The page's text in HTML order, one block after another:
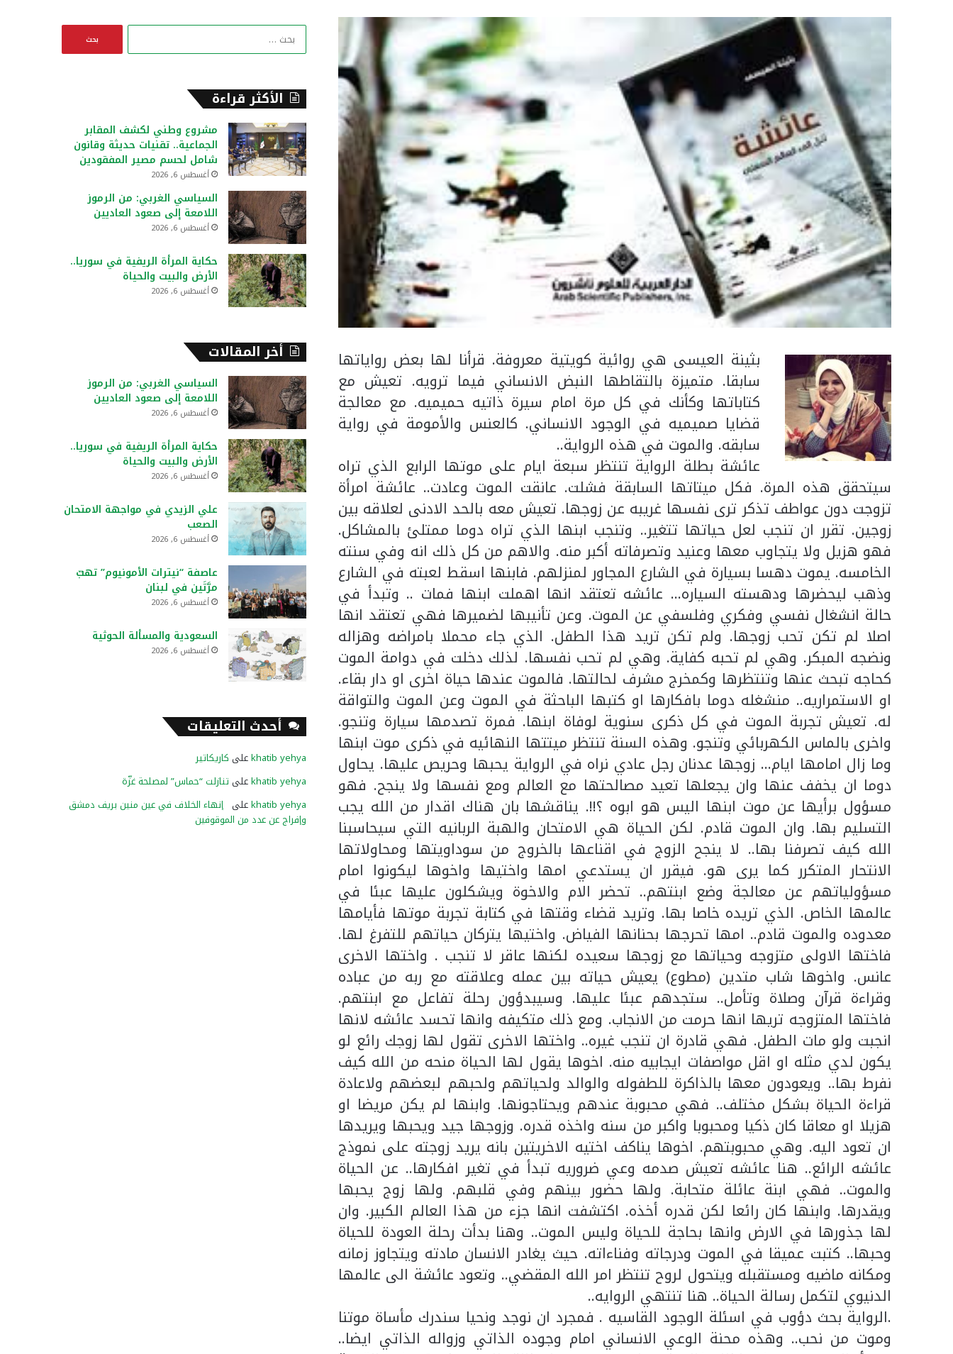
بثينة العيسى هي روائية كويتية معروفة. قرأنا لها بعض رواياتها
سابقا. متميزة بالتقاطها النبض الانساني فيما ترويه. تعيش مع
كتاباتها وكأنك في كل مرة امام سيرة ذاتيه حميميه. مع معالجة
قضايا صميميه في الوجود الانساني. كالعنس والأمومة في رواية
سابقه. والموت في هذه الرواية..
عائشة بطلة الرواية تنتظر سبعة ايام على موتها الرابع الذي تراه
سيتحقق هذه المرة. فكل ميتاتها السابقة فشلت. عانقت الموت وعادت.. عائشة امرأة
تزوجت دون عواطف تذكر ترى نفسها غريبه عن زوجها. تعيش معه بالحد الادنى لعلاقه بين
زوجين. تقرر ان تنجب لعل حياتها تتغير.. وتنجب ابنها الذي تراه دوما ممتلئ بالمشاكل.
فهو هزيل ولا يتجاوب معها وعنيد وتصرفاته أكبر منه. والاهم من كل ذلك انه وفي سنته
الخامسه. يموت دهسا بسيارة في الشارع المجاور لمنزلهم. فابنها اسقط لعبته في الشارع
وذهب ليحضرها ودهسته السياره… عائشه تعتقد انها اهملت ابنها فمات .. وتبدأ في
حالة انشغال نفسي وفكري وفلسفي عن الموت. وعن تأنيبها لضميرها فهي تعتقد انها
اصلا لم تكن تحب زوجها. ولم تكن تريد هذا الطفل. الذي جاء محملا بامراضه وهزاله
ونضجه المبكر. وهي لم تحبه كفاية. وهي لم تحب نفسها. لذلك دخلت في دوامة الموت
كحاجه تبحث عنها وتنتظرها وكمخرج مشرف لحالتها. فالموت عندها حياة اخرى او دار بقاء.
او الاستمراريه.. منشغله دوما بافكارها او كتبها الباحثة في الموت وعن الموت والتواقة
له. تعيش تجربة الموت في كل ذكرى سنوية لوفاة ابنها. فمرة تصدمها سيارة وتنجو.
واخرى بالماس الكهربائي وتنجو. وهذه السنة تنتظر ميتتها النهائيه في ذكرى موت ابنها
وما زال امامها ايام… زوجها عدنان رجل عادي نراه في الرواية يحبها وحريص عليها. يحاول
دوما ان يخفف عنها وان يجعلها تعيد مصالحتها مع العالم ومع نفسها ولا ينجح. فهو
مسؤول برأيها عن موت ابنها اليس هو ابوه ؟!!. يناقشها بان هناك اقدار من الله يجب
التسليم بها. وان الموت قادم. لكن الحياة هي الامتحان والهبة الربانيه التي سيحاسبنا
الله كيف تصرفنا بها.. لا ينجح الزوج في اقناعها بالخروج من سوداويتها ومحاولاتها
الانتحار المتكرر كما يرى هو. فيقرر ان يستدعي امها واختيها واخوها ليكونوا امام
مسؤولياتهم عن معالجة وضع ابنتهم.. تحضر الام والاخوة ويشكلون عليها عبئا في
عالمها الخاص. الذي تريده خاصا بها. وتريد قضاء وقتها في كتابة تجربة موتها فأيامها
معدوده والموت قادم.. امها تحرجها بحنانها الفياض. واختيها يتركان حياتهم للتفرغ لها.
فاختها الاولى متزوجه وحياتها مع زوجها سعيده لكنها عاقر لا تنجب . واختها الاخرى
عانس. واخوها شاب متدين (مطوع) يعيش حياته بين عمله وعلاقته مع ربه من عباده
وقراءة قرآن وصلاة وتأمل.. ستجدهم عبئا عليها. وسيبدؤون رحلة تفاعل مع ابنتهم.
فاختها المتزوجه تريها انها حرمت من الانجاب. ومع ذلك متكيفه وانها تحسد عائشه لانها
انجبت ولو مات الطفل. فهي قادرة ان تنجب غيره.. واختها الاخرى تقول لها زوجك رائع لو
يكون لدي مثله او اقل مواصفات ايجابيه منه. اخوها يقول لها الحياة منحه من الله كيف
نفرط بها.. ويعودون معها بالذاكرة للطفوله والوالد ولحياتهم ولحبهم لبعضهم ولاعادة
قراءة الحياة بشكل مختلف.. فهي محبوبة عندهم ويحتاجونها. وابنها لم يكن مريضا او
هزيلا او معاقا كان ذكيا ومحبوبا واكبر من سنه واخذه قدره. وزوجها جيد ويحبها ويريدها
ان تعود اليه. وهي محبوبتهم. اخوها يناكف اختيه الاخريتين بانه يريد زوجته على نموذج
عائشه الرائع.. هنا عائشه تعيش صدمه وعي ضروريه تبدأ في تغير افكارها.. عن الحياة
والموت.. فهي ابنة عائلة متحابة. ولها حضور بينهم وفي قلبهم. ولها زوج يحبها
ويقدرها. وابنها كان رائعا لكن قدره أخذه. اكتشفت انها جزء من هذا العالم الكبير. وان
لها جذورها في الارض وانها بحاجة للحياة وليس الموت.. وهنا بدأت رحلة العودة للحياة
وحبها.. كتبت عميقا في الموت ودرجاته وفناءاته. حيث يغادر الانسان مادته ويتجاوز زمانه
ومكانه ماضيه ومستقبله ويتحول لروح تنتظر امر الله المقضي.. وتعود عائشة الى عالمها
الدنيوي لتكمل رسالة الحياة.. هنا تنتهي الروايه..
.الرواية بحث دؤوب في اسئلة الوجود القاسيه . فمجرد ان نوجد ونحيا سندرك مأساة موتنا
وموت من نحب.. وهذه محنة الوعي الانساني امام وجوده الذاتي وزواله الذاتي ايضا..
ا
ن
:
الأكثر قراءة
مشروع وطني لكشف المقابر
الجماعية.. تقنيات حديثة وقانون
شامل لحسم مصير المفقودين
أغسطس 6, 2026
السياسي الغربي: من الرموز
اللامعة إلى صعود العاديين
أغسطس 6, 2026
حكاية المرأة الريفية في سوريا..
الأرض والبيت والحياة
أغسطس 6, 2026
أخر المقالات
السياسي الغربي: من الرموز
اللامعة إلى صعود العاديين
أغسطس 6, 2026
حكاية المرأة الريفية في سوريا..
الأرض والبيت والحياة
أغسطس 6, 2026
علي الزيدي في مواجهة الامتحان
الصعب
أغسطس 6, 2026
عاصفة “نيترات الأمونيوم” تهبّ
مرَّتَين في لبنان
أغسطس 6, 2026
السعودية والمسألة الحوثية
أغسطس 6, 2026
أحدث التعليقات
khatib yehyaعلى كاريكاتير
khatib yehyaعلى تنازلت “حماس” لمصلحة غزّة
khatib yehyaعلى إنهاء الخلاف في عين منين بريف دمشق
وإفراج عن عدد من الموقوفين